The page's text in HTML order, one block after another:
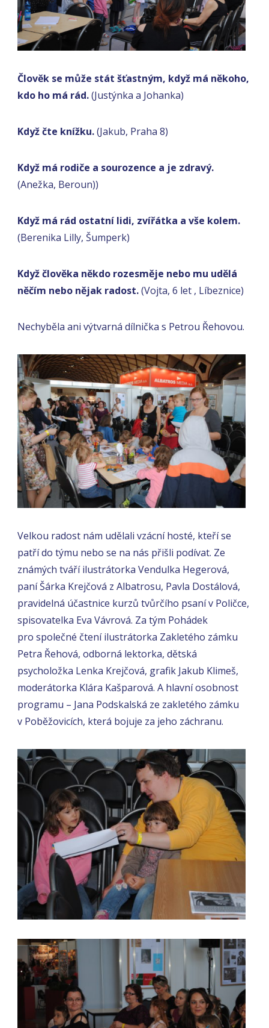
Člověk se může stát šťastným, když má někoho,
kdo ho má rád.(Justýnka a Johanka)
Když čte knížku.(Jakub, Praha 8)
Když má rodiče a sourozence a je zdravý.
(Anežka, Beroun))
Když má rád ostatní lidi, zvířátka a vše kolem.
(Berenika Lilly, Šumperk)
Když člověka někdo rozesměje nebo mu udělá
něčím nebo nějak radost.(Vojta, 6 let , Líbeznice)
Nechyběla ani výtvarná dílnička s Petrou Řehovou.
Velkou radost nám udělali vzácní hosté, kteří se
patří do týmu nebo se na nás přišli podívat. Ze
známých tváří ilustrátorka Vendulka Hegerová,
paní Šárka Krejčová z Albatrosu, Pavla Dostálová,
pravidelná účastnice kurzů tvůrčího psaní v Poličce,
spisovatelka Eva Vávrová. Za tým Pohádek
pro společné čtení ilustrátorka Zakletého zámku
Petra Řehová, odborná lektorka, dětská
psycholožka Lenka Krejčová, grafik Jakub Klimeš,
moderátorka Klára Kašparová. A hlavní osobnost
programu – Jana Podskalská ze zakletého zámku
v Poběžovicích, která bojuje za jeho záchranu.